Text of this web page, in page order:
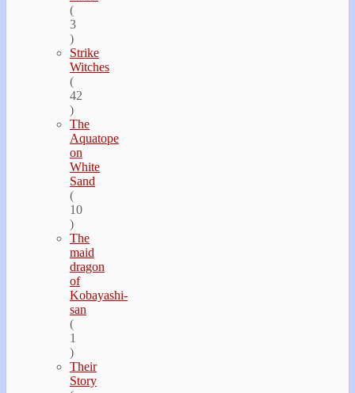
(
3
)
Strike
Witches
(
42
)
The
Aquatope
on
White
Sand
(
10
)
The
maid
dragon
of
Kobayashi-
san
(
1
)
Their
Story